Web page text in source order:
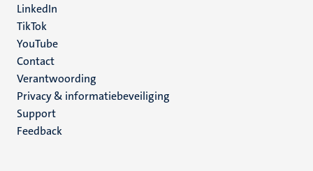
LinkedIn
TikTok
YouTube
Menu
footer
(NL)
Contact
Verantwoording
Privacy & informatiebeveiliging
Support
Feedback